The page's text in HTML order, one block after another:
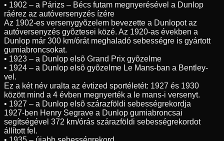
• 1902 – a Párizs – Bécs futam megnyerésével a Dunlop
ráérez az autóversenyzés ízére
Az 1902-es versenygyõzelem bevezette a Dunlopot az
autóversenyzés gyõztesei közé. Az 1920-as években a
Dunlop már 300 km/órát meghaladó sebességre is gyártott
gumiabroncsokat.
• 1923 – a Dunlop elsõ Grand Prix gyõzelme
• 1924 – a Dunlop elsõ gyõzelme Le Mans-ban a Bentley-
vel.
Ez a két név uralta az évtized sportéletét: 1927 és 1930
között mind a 4 évben megnyerték a le mans-i versenyt.
• 1927 – a Dunlop elsõ szárazföldi sebességrekordja
1927-ben Henry Segrave a Dunlop gumiabroncsai
segítségével 372 km/órás szárazföldi sebességrekordot
állított fel.